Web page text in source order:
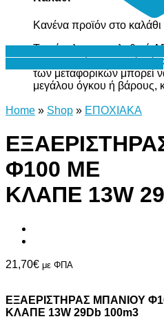
Κανένα προϊόν στο
Το σύνολο του καλαθιού
μεταφορικών, το οποίο
των μεταφορικών μπορεί
μεγάλου όγκου ή βάρους,
Home » Shop » ΕΠΟΧΙΑΚΑ
Φ100 ΜΕ
ΚΛΑΠΕ 13W
21,70€ με ΦΠΑ
ΕΞΑΕΡΙΣΤΗΡΑΣ ΜΠΑΝΙΟΥ
ΚΛΑΠΕ 13W 29Db 100m3